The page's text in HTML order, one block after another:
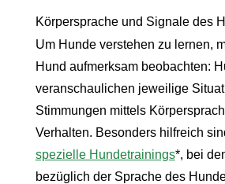
Körpersprache und Signale des
Um Hunde verstehen zu lernen,
Hund aufmerksam beobachten:
veranschaulichen jeweilige
Stimmungen mittels
Verhalten. Besonders hilfreich
spezielle Hundetrainings*, bei
bezüglich der Sprache des